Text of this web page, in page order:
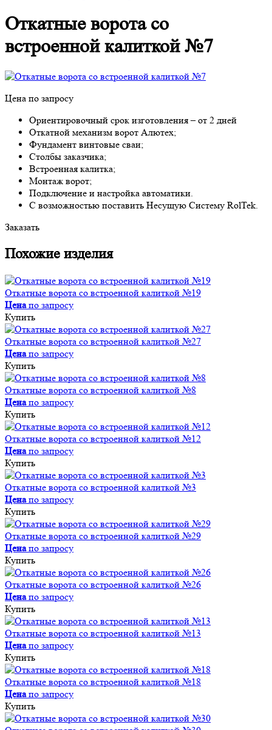
Откатные ворота со
встроенной калиткой №7
Цена по запросу
Ориентировочный срок изготовления – от 2 дней
Откатной механизм ворот Алютех;
Фундамент винтовые сваи;
Столбы заказчика;
Встроенная калитка;
Монтаж ворот;
Подключение и настройка автоматики.
С возможностью поставить Несущую Систему RolTek.
Заказать
Похожие изделия
Откатные ворота со встроенной калиткой №19
Ценапо запросу
Купить
Откатные ворота со встроенной калиткой №27
Ценапо запросу
Купить
Откатные ворота со встроенной калиткой №8
Ценапо запросу
Купить
Откатные ворота со встроенной калиткой №12
Ценапо запросу
Купить
Откатные ворота со встроенной калиткой №3
Ценапо запросу
Купить
Откатные ворота со встроенной калиткой №29
Ценапо запросу
Купить
Откатные ворота со встроенной калиткой №26
Ценапо запросу
Купить
Откатные ворота со встроенной калиткой №13
Ценапо запросу
Купить
Откатные ворота со встроенной калиткой №18
Ценапо запросу
Купить